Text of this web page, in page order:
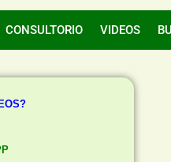
CONSULTORIO VIDEOS